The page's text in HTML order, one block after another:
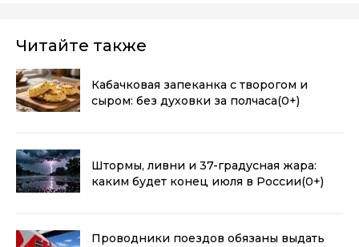
Читайте также
Кабачковая запеканка с творогом и
сыром: без духовки за полчаса(0+)
Штормы, ливни и 37-градусная жара:
каким будет конец июля в России(0+)
Проводники поездов обязаны выдать